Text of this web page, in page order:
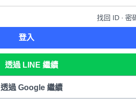
找回 ID ∙ 密
登入
透過 LINE 繼續
透過 Google 繼續